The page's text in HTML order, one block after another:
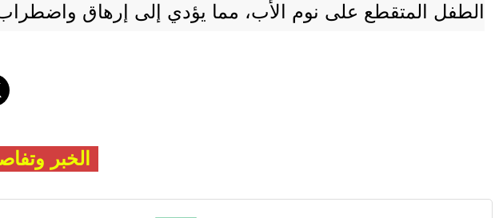
الطفل المتقطع على نوم الأب، مما يؤدي إلى إرهاق
الخبر